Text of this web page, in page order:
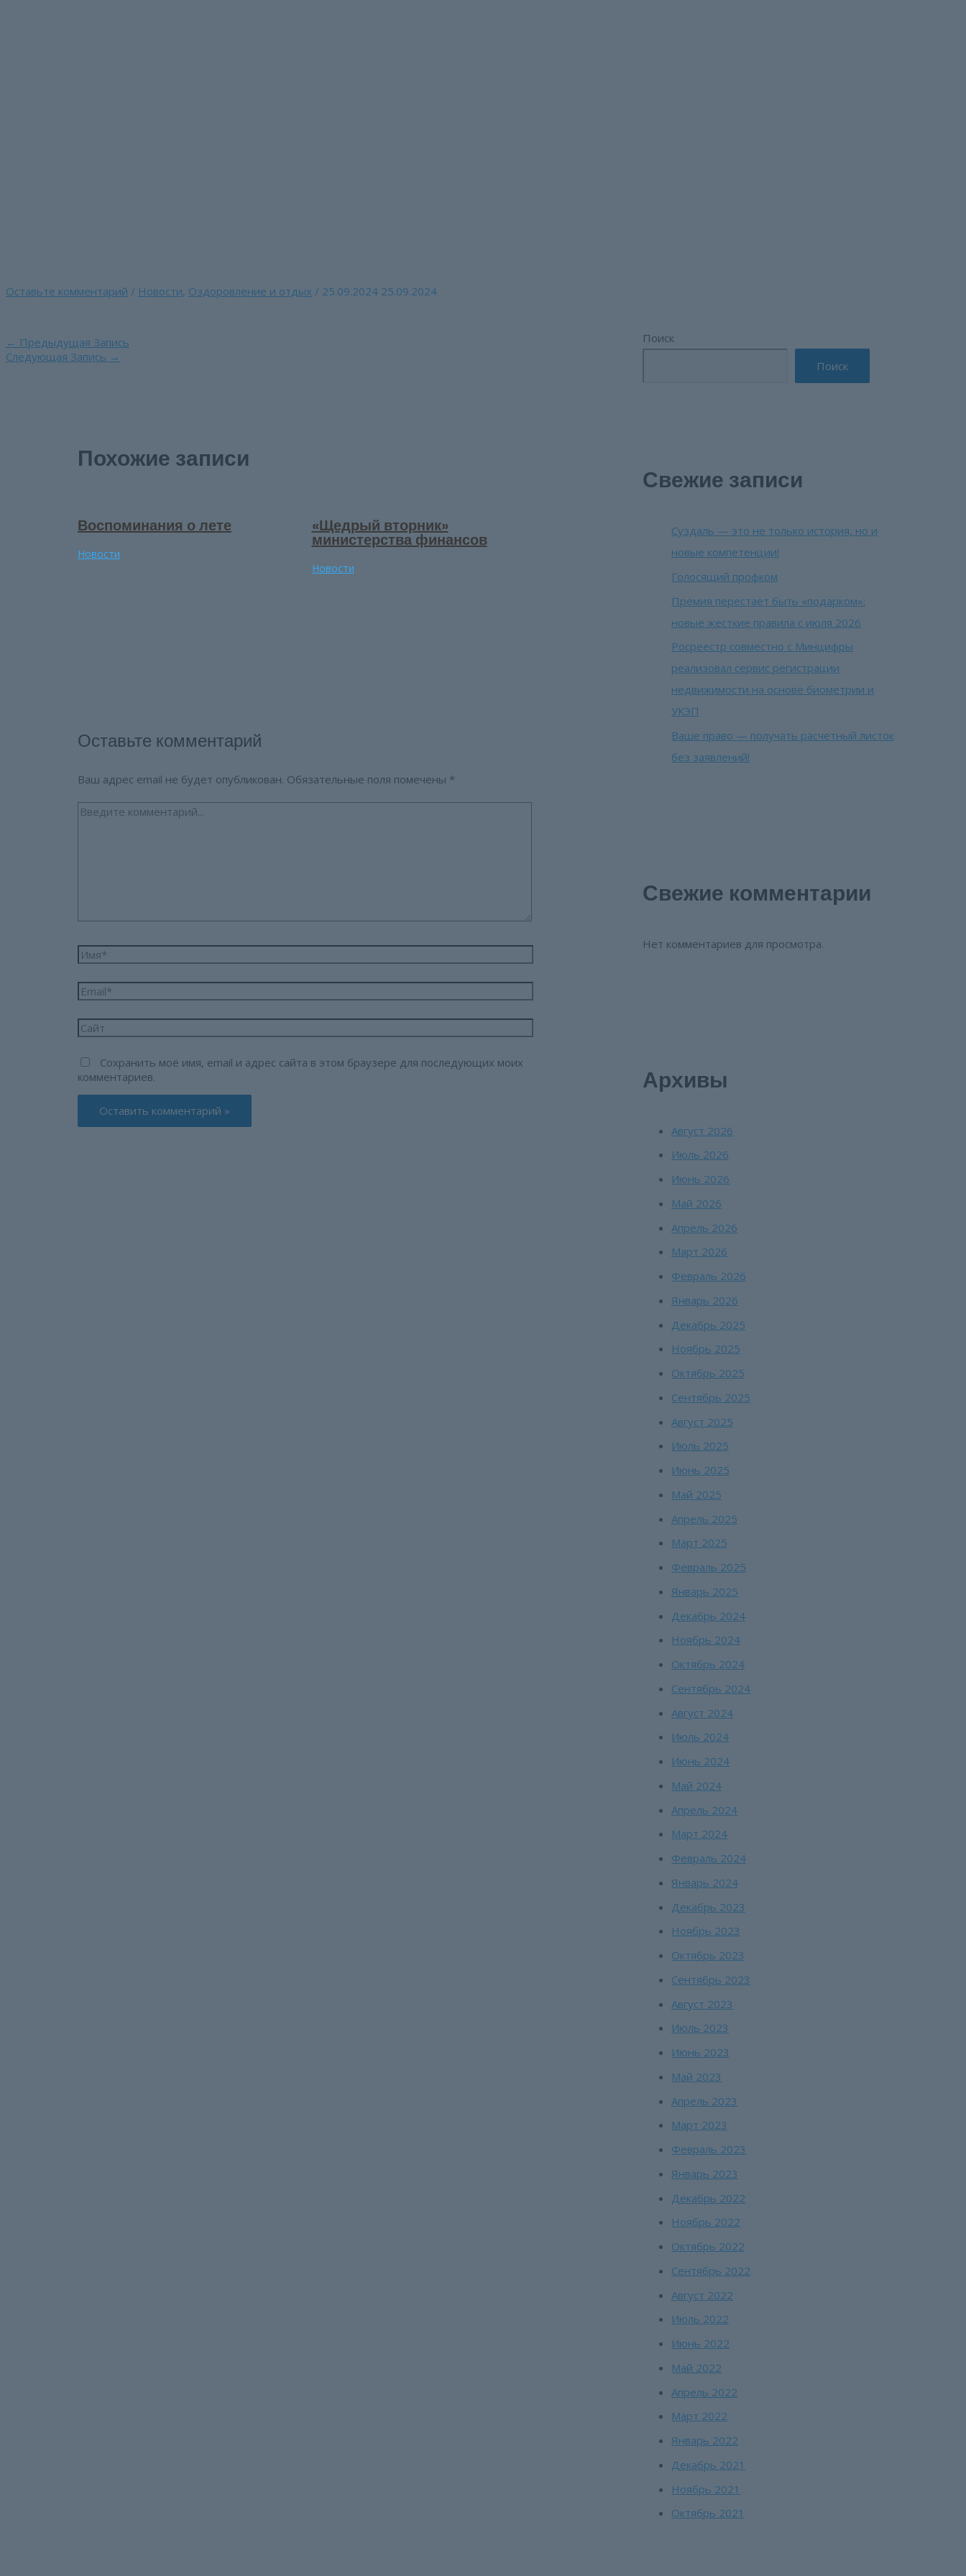
Оставьте комментарий / Новости, Оздоровление и отдых / 25.09.2024 25.09.2024
Навигация
по
← Предыдущая Запись
Следующая Запись →
Похожие записи
Воспоминания о лете
Новости
«Щедрый вторник»
министерства финансов
Новости
Оставьте комментарий
Ваш адрес email не будет опубликован. Обязательные поля помечены *
Введите
Имя*
Email*
Сайт
Сохранить моё имя, email и адрес сайта в этом браузере для последующих моих
комментариев.
Поиск
Поиск
Свежие записи
Суздаль — это не только история, но и
новые компетенции!
Голосящий профком
Премия перестает быть «подарком»:
новые жесткие правила с июля 2026
Росреестр совместно с Минцифры
реализовал сервис регистрации
недвижимости на основе биометрии и
УКЭП
Ваше право — получать расчетный листок
без заявлений!
Свежие комментарии
Нет комментариев для просмотра.
Архивы
Август 2026
Июль 2026
Июнь 2026
Май 2026
Апрель 2026
Март 2026
Февраль 2026
Январь 2026
Декабрь 2025
Ноябрь 2025
Октябрь 2025
Сентябрь 2025
Август 2025
Июль 2025
Июнь 2025
Май 2025
Апрель 2025
Март 2025
Февраль 2025
Январь 2025
Декабрь 2024
Ноябрь 2024
Октябрь 2024
Сентябрь 2024
Август 2024
Июль 2024
Июнь 2024
Май 2024
Апрель 2024
Март 2024
Февраль 2024
Январь 2024
Декабрь 2023
Ноябрь 2023
Октябрь 2023
Сентябрь 2023
Август 2023
Июль 2023
Июнь 2023
Май 2023
Апрель 2023
Март 2023
Февраль 2023
Январь 2023
Декабрь 2022
Ноябрь 2022
Октябрь 2022
Сентябрь 2022
Август 2022
Июль 2022
Июнь 2022
Май 2022
Апрель 2022
Март 2022
Январь 2022
Декабрь 2021
Ноябрь 2021
Октябрь 2021